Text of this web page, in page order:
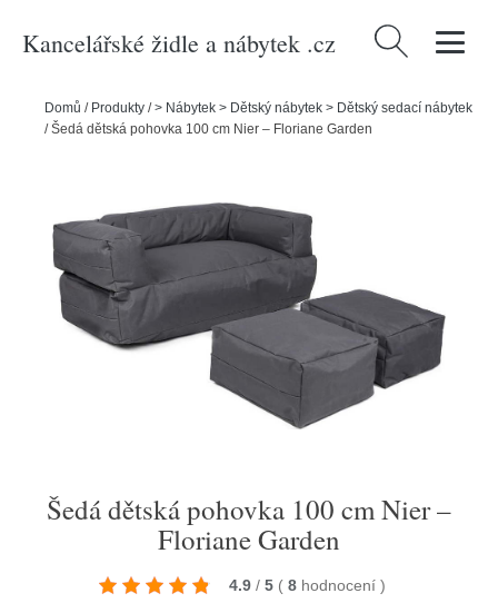
Kancelářské židle a nábytek .cz Vyhledávání
Domů / Produkty /> Nábytek > Dětský nábytek > Dětský sedací nábytek
/Šedá dětská pohovka 100 cm Nier – Floriane Garden
Šedá dětská pohovka 100 cm Nier –
Floriane Garden
4.9 / 5 ( 8 hodnocení )